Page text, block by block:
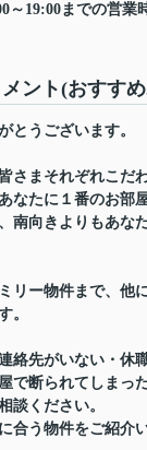
～19:00までの営業
ント(おすす
とうございます。
さまそれぞれこだ
なたに１番のお部
南向きよりもあな
リー物件まで、他
。
絡先がいない・休
で断られてしまっ
談ください。
合う物件をご紹介